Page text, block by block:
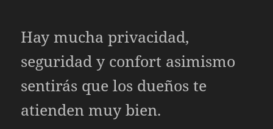
Hay mucha privacidad,
seguridad y confort asimismo
sentirás que los dueños te
atienden muy bien.